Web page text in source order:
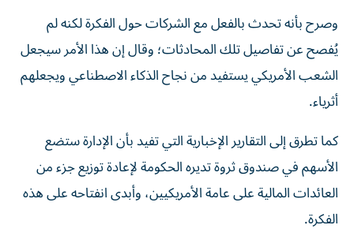
وصرح بأنه تحدث بالفعل مع الشركات حول الفكرة لكنه لم
يُفصح عن تفاصيل تلك المحادثات؛ وقال إن هذا الأمر سيجعل
الشعب الأمريكي يستفيد من نجاح الذكاء الاصطناعي ويجعلهم
أثرياء.
كما تطرق إلى التقارير الإخبارية التي تفيد بأن الإدارة ستضع
الأسهم في صندوق ثروة تديره الحكومة لإعادة توزيع جزء من
العائدات المالية على عامة الأمريكيين، وأبدى انفتاحه على هذه
الفكرة.